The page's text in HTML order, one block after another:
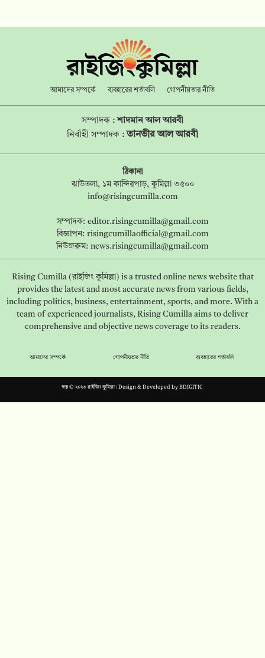
আমাদের সম্পর্কে ব্যবহারের শর্তাবলি গোপনীয়তার নীতি
সম্পাদক :শাদমান আল আরবী
নির্বাহী সম্পাদক : তানভীর আল আরবী
ঠিকানা
ঝাউতলা, ১ম কান্দিরপাড়, কুমিল্লা ৩৫০০
info@risingcumilla.com
সম্পাদক: editor.risingcumilla@gmail.com
বিজ্ঞাপন: risingcumillaofficial@gmail.com
নিউজরুম: news.risingcumilla@gmail.com
Rising Cumilla (রাইজিং কুমিল্লা) is a trusted online news website that
provides the latest and most accurate news from various fields,
including politics, business, entertainment, sports, and more. With a
team of experienced journalists, Rising Cumilla aims to deliver
comprehensive and objective news coverage to its readers.
আমাদের সম্পর্কে গোপনীয়তার নীতি ব্যবহারের শর্তাবলি
স্বত্ব © ২০২৩ রাইজিং কুমিল্লা। Design & Developed byBDIGITIC